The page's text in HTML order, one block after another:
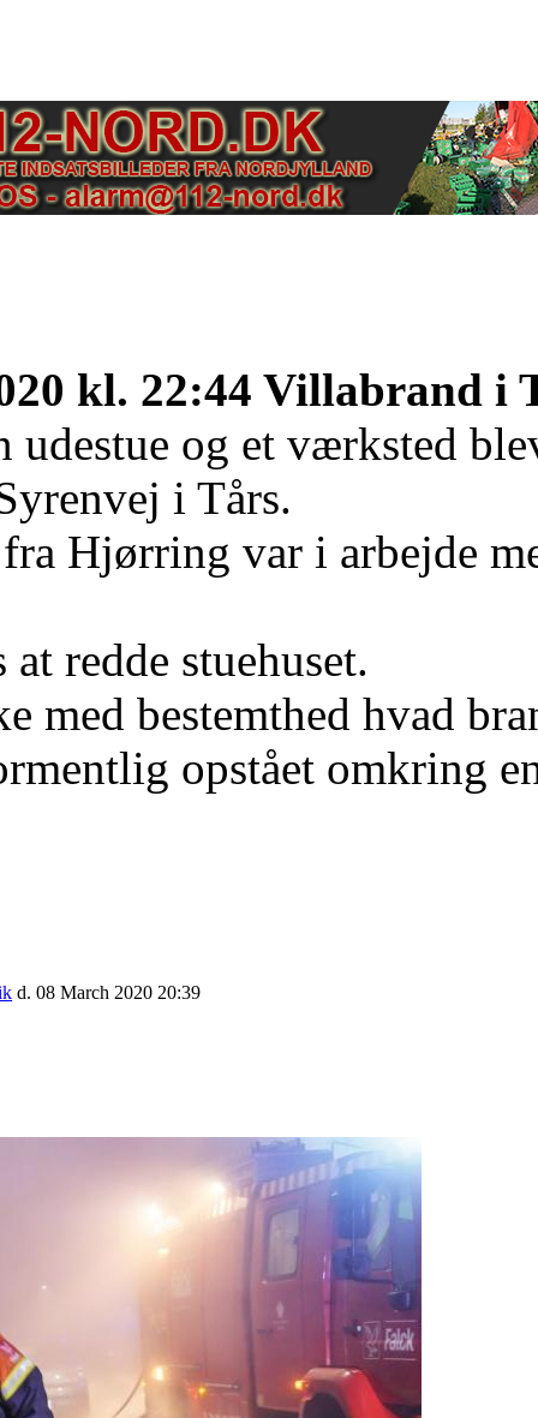
kl. 22:44 Villabrand i
udestue og et værksted
i Tårs.
Hjørring var i arbejde
redde stuehuset.
med bestemthed hvad
opstået omkring
d. 08 March 2020 20:39